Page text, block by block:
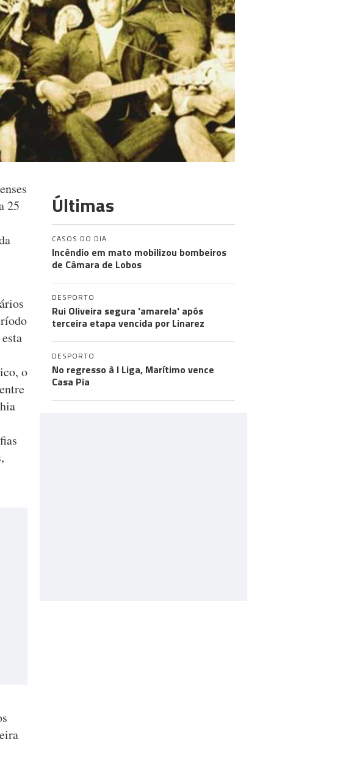
25
o
Últimas
CASOS DO DIA
Incêndio em mato mobilizou bombeiros
de Câmara de Lobos
DESPORTO
Rui Oliveira segura 'amarela' após
terceira etapa vencida por Linarez
DESPORTO
No regresso à I Liga, Marítimo vence
Casa Pia